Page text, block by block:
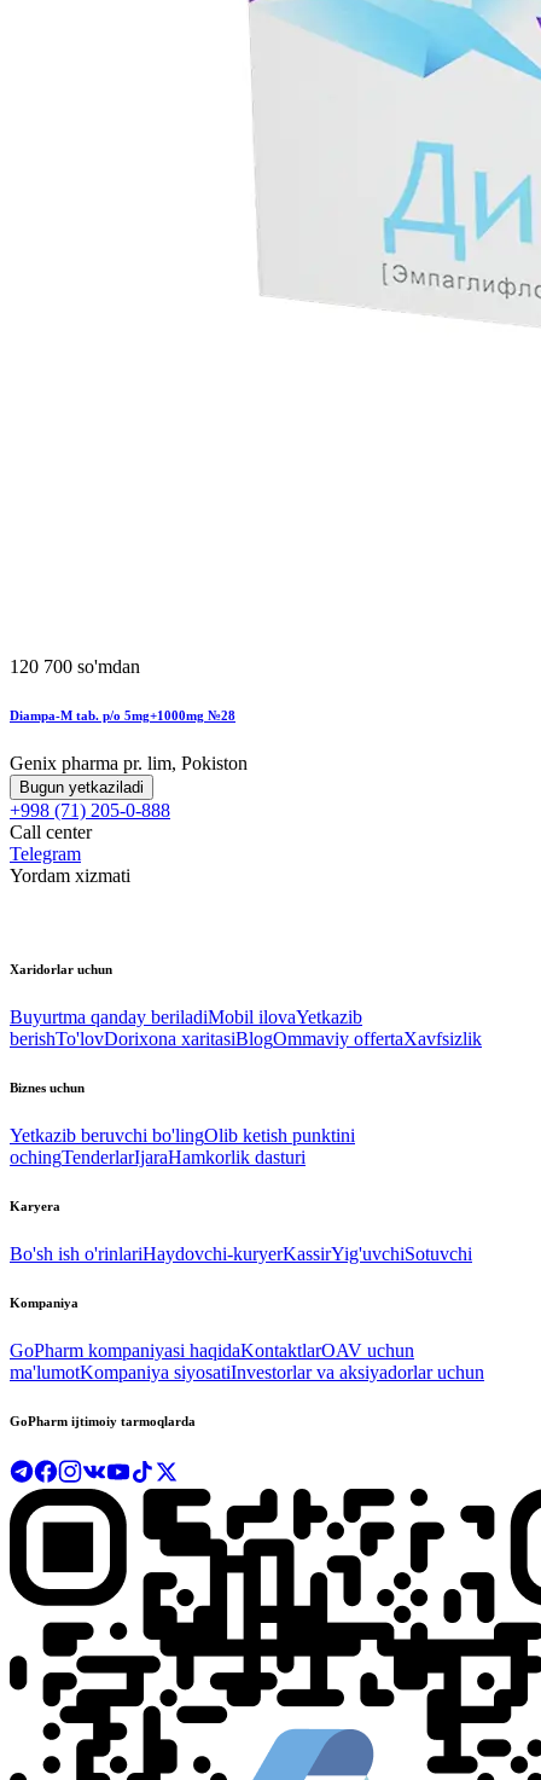
120 700 so'mdan
Diampa-M tab. p/o 5mg+1000mg №28
Genix pharma pr. lim, Pokiston
Bugun yetkaziladi
+998 (71) 205-0-888
Call center
Telegram
Yordam xizmati
Xaridorlar uchun
Buyurtma qanday beriladiMobil ilovaYetkazib
berishTo'lovDorixona xaritasiBlogOmmaviy offertaXavfsizlik
Biznes uchun
Yetkazib beruvchi bo'lingOlib ketish punktini
ochingTenderlarIjaraHamkorlik dasturi
Karyera
Bo'sh ish o'rinlariHaydovchi-kuryerKassirYig'uvchiSotuvchi
Kompaniya
GoPharm kompaniyasi haqidaKontaktlarOAV uchun
ma'lumotKompaniya siyosatiInvestorlar va aksiyadorlar uchun
GoPharm ijtimoiy tarmoqlarda